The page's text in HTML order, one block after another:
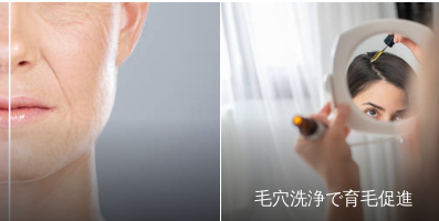
毛穴洗浄で育毛促進